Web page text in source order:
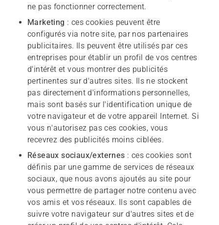
ne pas fonctionner correctement.
Marketing : ces cookies peuvent être
configurés via notre site, par nos partenaires
publicitaires. Ils peuvent être utilisés par ces
entreprises pour établir un profil de vos centres
d'intérêt et vous montrer des publicités
pertinentes sur d'autres sites. Ils ne stockent
pas directement d'informations personnelles,
mais sont basés sur l'identification unique de
votre navigateur et de votre appareil Internet. Si
vous n'autorisez pas ces cookies, vous
recevrez des publicités moins ciblées.
Réseaux sociaux/externes : ces cookies sont
définis par une gamme de services de réseaux
sociaux, que nous avons ajoutés au site pour
vous permettre de partager notre contenu avec
vos amis et vos réseaux. Ils sont capables de
suivre votre navigateur sur d'autres sites et de